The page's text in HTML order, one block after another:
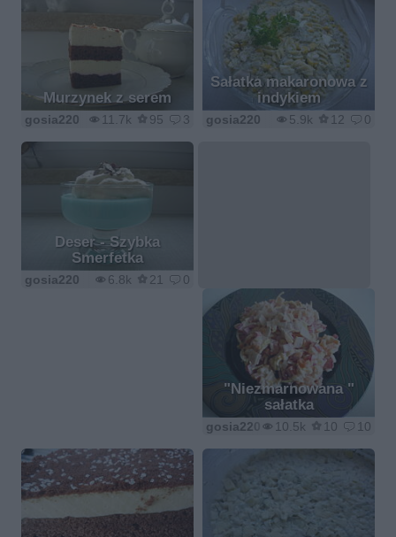
Murzynek z serem
11.7k 95 3
gosia220
Sałatka makaronowa z
indykiem
5.9k 12 0
gosia220
Deser - Szybka
Smerfetka
6.8k 21 0
gosia220
"Niezmarnowana "
sałatka
10.5k 10 10
gosia220